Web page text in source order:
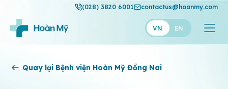
(028) 3820 6001 contactus@hoanmy.com
VN EN
Hoàn Mỹ
Quay lại Bệnh viện Hoàn Mỹ Đồng Nai